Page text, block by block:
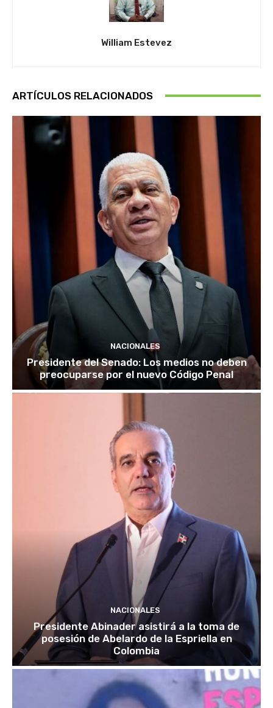
William Estevez
ARTÍCULOS RELACIONADOS
NACIONALES
Presidente del Senado: Los medios no deben
preocuparse por el nuevo Código Penal
NACIONALES
Presidente Abinader asistirá a la toma de
posesión de Abelardo de la Espriella en
Colombia